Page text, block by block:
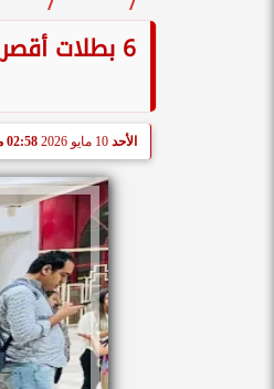
6 بطلات
الأحد 10 مايو 2026 02:58 مـ